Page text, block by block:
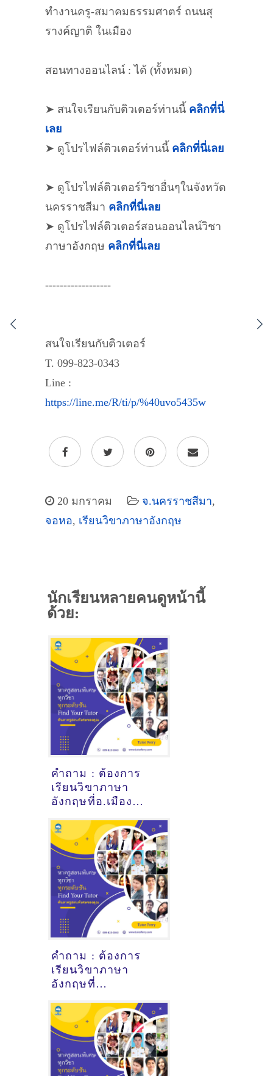
ทำงานครู-สมาคมธรรมศาตร์ ถนนสุ
รางค์ญาติ ในเมือง
สอนทางออนไลน์ : ได้ (ทั้งหมด)
➤ สนใจเรียนกับติวเตอร์ท่านนี้ คลิกที่นี่
เลย
➤ ดูโปรไฟล์ติวเตอร์ท่านนี้ คลิกที่นี่เลย
➤ ดูโปรไฟล์ติวเตอร์วิชาอื่นๆในจังหวัด
นครราชสีมา คลิกที่นี่เลย
➤ ดูโปรไฟล์ติวเตอร์สอนออนไลน์วิชา
ภาษาอังกฤษ คลิกที่นี่เลย
------------------
สนใจเรียนกับติวเตอร์
T. 099-823-0343
Line :
https://line.me/R/ti/p/%40uvo5435w
20 มกราคม จ.นครราชสีมา,
จอหอ, เรียนวิขาภาษาอังกฤษ
นักเรียนหลายคนดูหน้านี้
ด้วย:
คำถาม : ต้องการ
เรียนวิขาภาษา
อังกฤษที่อ.เมือง
แนะนำครูสอนพิเศษ
ที่นี่
คำถาม : ต้องการ
เรียนวิขาภาษา
อังกฤษที่
- ดูคำแนะนำครูสอน
พิเศษที่นี่